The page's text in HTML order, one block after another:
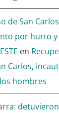
de San
por hurto
en
Carlos,
hombres